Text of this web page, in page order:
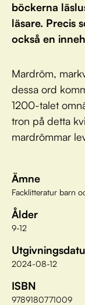
böckerna
läsare. Precis
också en
Mardröm,
dessa ord
1200-talet
tron på detta
mardrömmar
Ämne
Facklitteratur barn
Ålder
9-12
2024-08-12
ISBN
9789180771009